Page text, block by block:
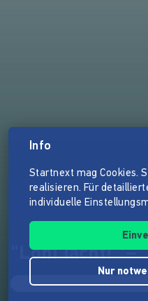
"Loni lacht!" –
Info
Startnext mag Cookies.
realisieren. Für
individuelle
Nur